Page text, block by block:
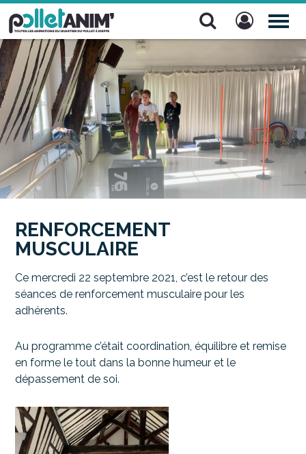
Pollet Anim'
RENFORCEMENT
MUSCULAIRE
Ce mercredi 22 septembre 2021, c’est le retour des
séances de renforcement musculaire pour les
adhérents.
Au programme c’était coordination, équilibre et remise
en forme le tout dans la bonne humeur et le
dépassement de soi.